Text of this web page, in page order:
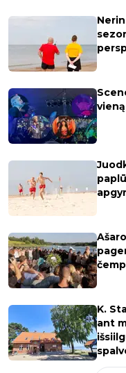
K.
ant